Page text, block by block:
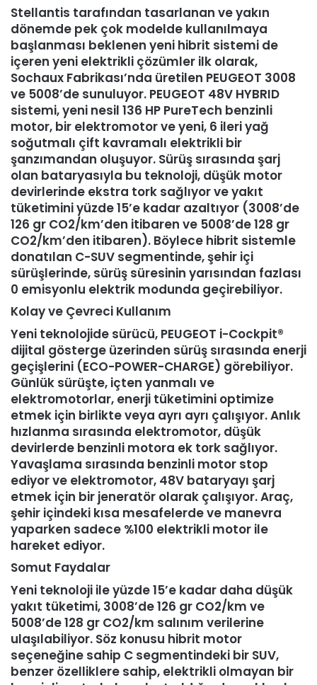
Stellantis tarafından tasarlanan ve yakın
dönemde pek çok modelde kullanılmaya
başlanması beklenen yeni hibrit sistemi de
içeren yeni elektrikli çözümler ilk olarak,
Sochaux Fabrikası’nda üretilen PEUGEOT 3008
ve 5008’de sunuluyor. PEUGEOT 48V HYBRID
sistemi, yeni nesil 136 HP PureTech benzinli
motor, bir elektromotor ve yeni, 6 ileri yağ
soğutmalı çift kavramalı elektrikli bir
şanzımandan oluşuyor. Sürüş sırasında şarj
olan bataryasıyla bu teknoloji, düşük motor
devirlerinde ekstra tork sağlıyor ve yakıt
tüketimini yüzde 15’e kadar azaltıyor (3008’de
126 gr CO2/km’den itibaren ve 5008’de 128 gr
CO2/km’den itibaren). Böylece hibrit sistemle
donatılan C-SUV segmentinde, şehir içi
sürüşlerinde, sürüş süresinin yarısından fazlası
0 emisyonlu elektrik modunda geçirebiliyor.
Kolay ve Çevreci Kullanım
Yeni teknolojide sürücü, PEUGEOT i-Cockpit®
dijital gösterge üzerinden sürüş sırasında enerji
geçişlerini (ECO-POWER-CHARGE) görebiliyor.
Günlük sürüşte, içten yanmalı ve
elektromotorlar, enerji tüketimini optimize
etmek için birlikte veya ayrı ayrı çalışıyor. Anlık
hızlanma sırasında elektromotor, düşük
devirlerde benzinli motora ek tork sağlıyor.
Yavaşlama sırasında benzinli motor stop
ediyor ve elektromotor, 48V bataryayı şarj
etmek için bir jeneratör olarak çalışıyor. Araç,
şehir içindeki kısa mesafelerde ve manevra
yaparken sadece %100 elektrikli motor ile
hareket ediyor.
Somut Faydalar
Yeni teknoloji ile yüzde 15’e kadar daha düşük
yakıt tüketimi, 3008’de 126 gr CO2/km ve
5008’de 128 gr CO2/km salınım verilerine
ulaşılabiliyor. Söz konusu hibrit motor
seçeneğine sahip C segmentindeki bir SUV,
benzer özelliklere sahip, elektrikli olmayan bir